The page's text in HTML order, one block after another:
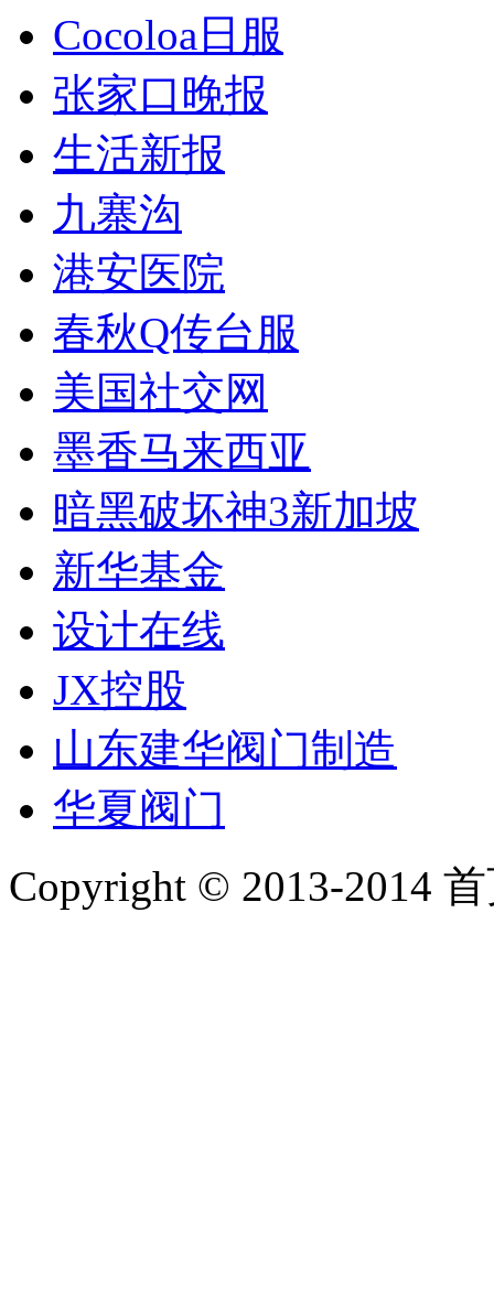
Cocoloa日服
张家口晚报
生活新报
九寨沟
港安医院
春秋Q传台服
美国社交网
墨香马来西亚
暗黑破坏神3新加坡
新华基金
设计在线
JX控股
山东建华阀门制造
华夏阀门
Copyright © 2013-2014